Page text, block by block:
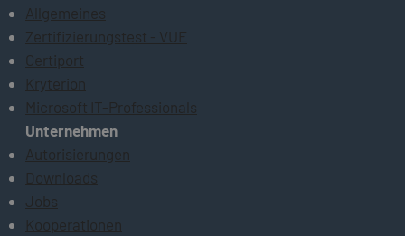
Allgemeines
Zertifizierungstest - VUE
Certiport
Kryterion
Microsoft IT-Professionals
Unternehmen
Autorisierungen
Downloads
Jobs
Kooperationen